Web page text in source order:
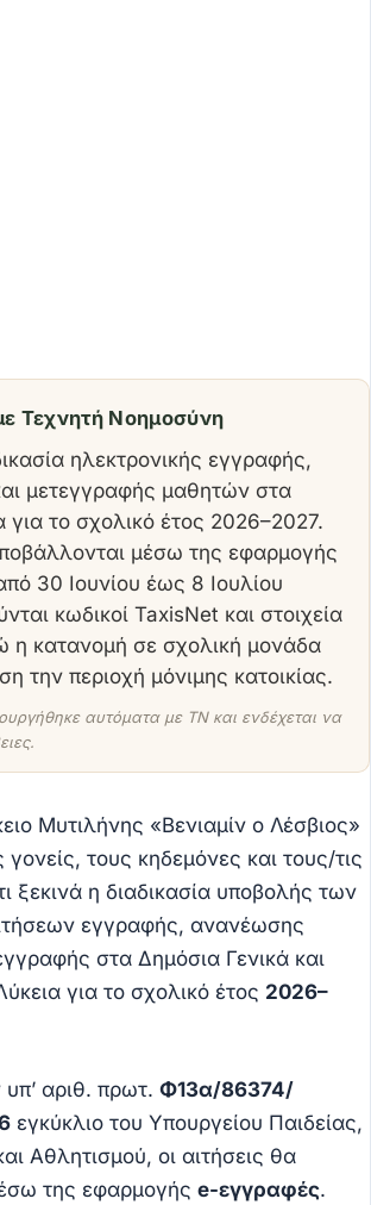
Τεχνητή Νοημοσύνη
ηλεκτρονικής εγγραφής,
μετεγγραφής μαθητών στα
για το σχολικό έτος 2026–2027.
μέσω της εφαρμογής
30 Ιουνίου έως 8 Ιουλίου
κωδικοί TaxisNet και στοιχεία
η κατανομή σε σχολική μονάδα
την περιοχή μόνιμης κατοικίας.
αυτόματα με ΤΝ και ενδέχεται να
Μυτιλήνης «Βενιαμίν ο Λέσβιος»
τους κηδεμόνες και τους/τις
ξεκινά η διαδικασία υποβολής των
εγγραφής, ανανέωσης
στα Δημόσια Γενικά και
για το σχολικό έτος 2026–
αριθ. πρωτ. Φ13α/86374/
εγκύκλιο του Υπουργείου Παιδείας,
Αθλητισμού, οι αιτήσεις θα
της εφαρμογής e-εγγραφές.